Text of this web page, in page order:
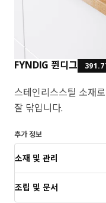
FYNDIG 퓐디그
스테인리스스틸 소재
잘 닦입니다.
추가 정보
소재 및 관리
조립 및 문서